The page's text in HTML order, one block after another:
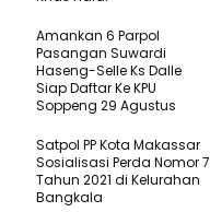
Amankan 6 Parpol
Pasangan Suwardi
Haseng-Selle Ks Dalle
Siap Daftar Ke KPU
Soppeng 29 Agustus
Satpol PP Kota Makassar
Sosialisasi Perda Nomor 7
Tahun 2021 di Kelurahan
Bangkala